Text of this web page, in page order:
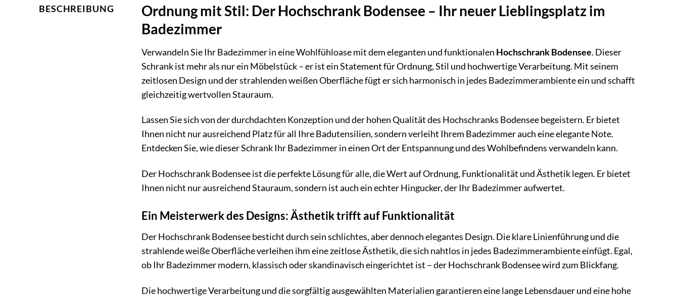
BESCHREIBUNG
Ordnung mit Stil: Der Hochschrank Bodensee – Ihr neuer Lieblingsplatz im
Badezimmer
Verwandeln Sie Ihr Badezimmer in eine Wohlfühloase mit dem eleganten und funktionalen Hochschrank Bodensee. Dieser
Schrank ist mehr als nur ein Möbelstück – er ist ein Statement für Ordnung, Stil und hochwertige Verarbeitung. Mit seinem
zeitlosen Design und der strahlenden weißen Oberfläche fügt er sich harmonisch in jedes Badezimmerambiente ein und schafft
gleichzeitig wertvollen Stauraum.
Lassen Sie sich von der durchdachten Konzeption und der hohen Qualität des Hochschranks Bodensee begeistern. Er bietet
Ihnen nicht nur ausreichend Platz für all Ihre Badutensilien, sondern verleiht Ihrem Badezimmer auch eine elegante Note.
Entdecken Sie, wie dieser Schrank Ihr Badezimmer in einen Ort der Entspannung und des Wohlbefindens verwandeln kann.
Der Hochschrank Bodensee ist die perfekte Lösung für alle, die Wert auf Ordnung, Funktionalität und Ästhetik legen. Er bietet
Ihnen nicht nur ausreichend Stauraum, sondern ist auch ein echter Hingucker, der Ihr Badezimmer aufwertet.
Ein Meisterwerk des Designs: Ästhetik trifft auf Funktionalität
Der Hochschrank Bodensee besticht durch sein schlichtes, aber dennoch elegantes Design. Die klare Linienführung und die
strahlende weiße Oberfläche verleihen ihm eine zeitlose Ästhetik, die sich nahtlos in jedes Badezimmerambiente einfügt. Egal,
ob Ihr Badezimmer modern, klassisch oder skandinavisch eingerichtet ist – der Hochschrank Bodensee wird zum Blickfang.
Die hochwertige Verarbeitung und die sorgfältig ausgewählten Materialien garantieren eine lange Lebensdauer und eine hohe